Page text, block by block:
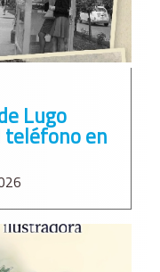
Lugo
en